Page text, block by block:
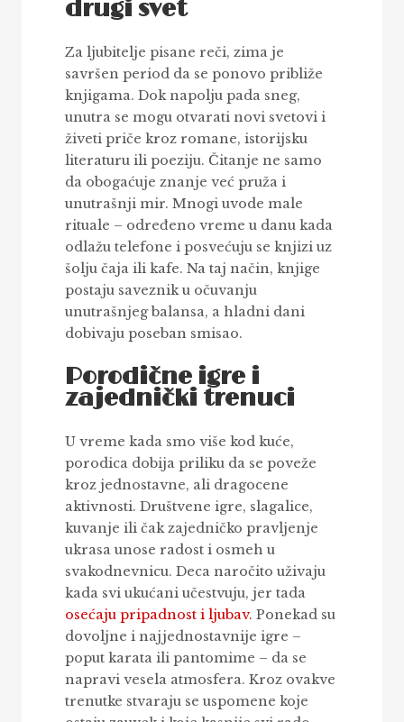
drugi svet
Za ljubitelje pisane reči, zima je
savršen period da se ponovo približe
knjigama. Dok napolju pada sneg,
unutra se mogu otvarati novi svetovi i
živeti priče kroz romane, istorijsku
literaturu ili poeziju. Čitanje ne samo
da obogaćuje znanje već pruža i
unutrašnji mir. Mnogi uvode male
rituale – određeno vreme u danu kada
odlažu telefone i posvećuju se knjizi uz
šolju čaja ili kafe. Na taj način, knjige
postaju saveznik u očuvanju
unutrašnjeg balansa, a hladni dani
dobivaju poseban smisao.
Porodične igre i
zajednički trenuci
U vreme kada smo više kod kuće,
porodica dobija priliku da se poveže
kroz jednostavne, ali dragocene
aktivnosti. Društvene igre, slagalice,
kuvanje ili čak zajedničko pravljenje
ukrasa unose radost i osmeh u
svakodnevnicu. Deca naročito uživaju
kada svi ukućani učestvuju, jer tada
osećaju pripadnost i ljubav. Ponekad su
dovoljne i najjednostavnije igre –
poput karata ili pantomime – da se
napravi vesela atmosfera. Kroz ovakve
trenutke stvaraju se uspomene koje